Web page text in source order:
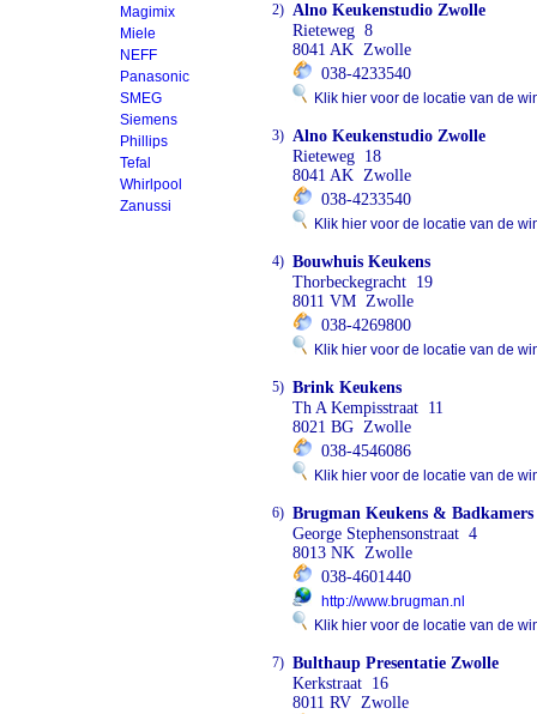
Magimix
Miele
NEFF
Panasonic
SMEG
Siemens
Phillips
Tefal
Whirlpool
Zanussi
2) Alno Keukenstudio Zwolle
Rieteweg 8
8041 AK Zwolle
038-4233540
Klik hier voor de locatie van de
3) Alno Keukenstudio Zwolle
Rieteweg 18
8041 AK Zwolle
038-4233540
Klik hier voor de locatie van de
4) Bouwhuis Keukens
Thorbeckegracht 19
8011 VM Zwolle
038-4269800
Klik hier voor de locatie van de
5) Brink Keukens
Th A Kempisstraat 11
8021 BG Zwolle
038-4546086
Klik hier voor de locatie van de
6) Brugman Keukens & Badkamers
George Stephensonstraat 4
8013 NK Zwolle
038-4601440
http://www.brugman.nl
Klik hier voor de locatie van de
7) Bulthaup Presentatie Zwolle
Kerkstraat 16
8011 RV Zwolle